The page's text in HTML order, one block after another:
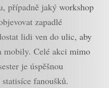
případně jaký workshop
zapadlé
lidi ven do ulic, aby
mobily. Celé akci mimo
je úspěšnou
fanoušků.